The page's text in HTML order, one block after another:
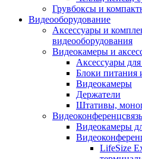
Грувбоксы и
Видеооборудование
Аксессуары и
видеооборудования
Видеокамеры и
Аксессуары
Блоки питания
Видеокамеры
Держатели
Штативы,
Видеоконференцсвязь
Видеокамеры
LifeSize